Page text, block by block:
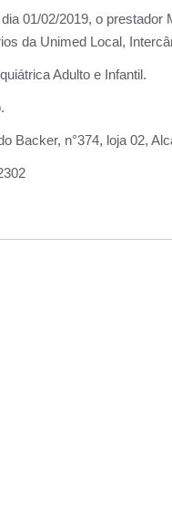
dia 01/02/2019, o prestador
da Unimed Local,
Adulto e Infantil.
Backer, n°374, loja 02,